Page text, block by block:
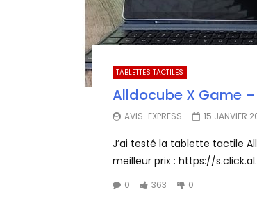
TABLETTES TACTILES
Alldocube X Game
AVIS-EXPRESS 15 JANVIER
J’ai testé la tablette tactile
meilleur prix : https://
0 363 0